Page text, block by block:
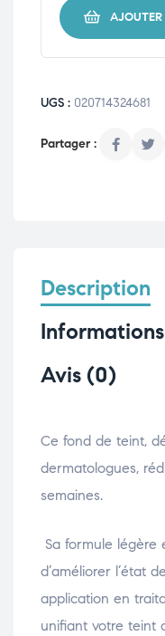
AJOUTER
UGS : 020714324681
Description
Avis (0)
Ce fond de teint,
dermatologues,
semaines.
Sa formule légère
d’améliorer l’état
application en
unifiant votre teint